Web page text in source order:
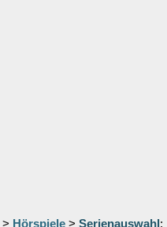
> Hörspiele > Serienauswahl :